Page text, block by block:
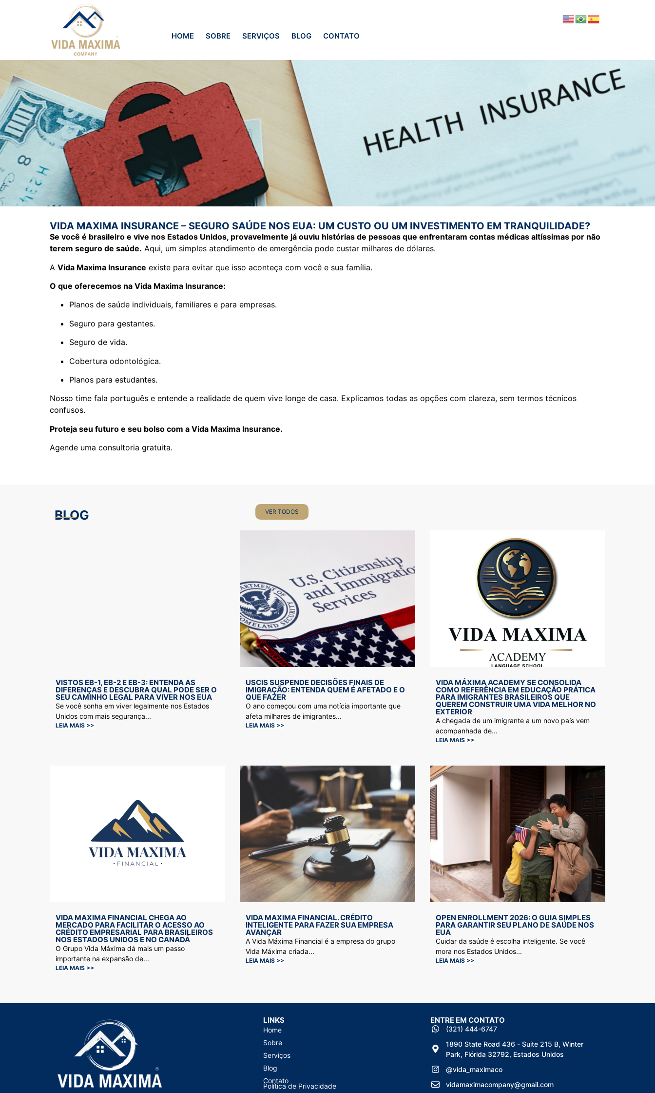
HOME SOBRE SERVIÇOS BLOG CONTATO
VIDA MAXIMA INSURANCE – SEGURO SAÚDE NOS EUA: UM CUSTO OU UM INVESTIMENTO EM TRANQUILIDADE?
Se você é brasileiro e vive nos Estados Unidos, provavelmente já ouviu histórias de pessoas que enfrentaram contas médicas altíssimas por não
terem seguro de saúde. Aqui, um simples atendimento de emergência pode custar milhares de dólares.
A Vida Maxima Insurance existe para evitar que isso aconteça com você e sua família.
O que oferecemos na Vida Maxima Insurance:
Planos de saúde individuais, familiares e para empresas.
Seguro para gestantes.
Seguro de vida.
Cobertura odontológica.
Planos para estudantes.
Nosso time fala português e entende a realidade de quem vive longe de casa. Explicamos todas as opções com clareza, sem termos técnicos
confusos.
Proteja seu futuro e seu bolso com a Vida Maxima Insurance.
Agende uma consultoria gratuita.
BLOG VER TODOS
VISTOS EB-1, EB-2 E EB-3: ENTENDA AS
DIFERENÇAS E DESCUBRA QUAL PODE SER O
SEU CAMINHO LEGAL PARA VIVER NOS EUA
Se você sonha em viver legalmente nos Estados
Unidos com mais segurança...
LEIA MAIS >>
USCIS SUSPENDE DECISÕES FINAIS DE
IMIGRAÇÃO: ENTENDA QUEM É AFETADO E O
QUE FAZER
O ano começou com uma notícia importante que
afeta milhares de imigrantes...
LEIA MAIS >>
VIDA MÁXIMA ACADEMY SE CONSOLIDA
COMO REFERÊNCIA EM EDUCAÇÃO PRÁTICA
PARA IMIGRANTES BRASILEIROS QUE
QUEREM CONSTRUIR UMA VIDA MELHOR NO
EXTERIOR
A chegada de um imigrante a um novo país vem
acompanhada de...
LEIA MAIS >>
VIDA MAXIMA FINANCIAL CHEGA AO
MERCADO PARA FACILITAR O ACESSO AO
CRÉDITO EMPRESARIAL PARA BRASILEIROS
NOS ESTADOS UNIDOS E NO CANADÁ
O Grupo Vida Máxima dá mais um passo
importante na expansão de...
LEIA MAIS >>
VIDA MAXIMA FINANCIAL. CRÉDITO
INTELIGENTE PARA FAZER SUA EMPRESA
AVANÇAR
A Vida Máxima Financial é a empresa do grupo
Vida Máxima criada...
LEIA MAIS >>
OPEN ENROLLMENT 2026: O GUIA SIMPLES
PARA GARANTIR SEU PLANO DE SAÚDE NOS
EUA
Cuidar da saúde é escolha inteligente. Se você
mora nos Estados Unidos...
LEIA MAIS >>
LINKS
Home
Sobre
Serviços
Blog
Contato
Política de Privacidade
ENTRE EM CONTATO
(321) 444-6747
1890 State Road 436 - Suite 215 B, Winter
Park, Flórida 32792, Estados Unidos
@vida_maximaco
vidamaximacompany@gmail.com